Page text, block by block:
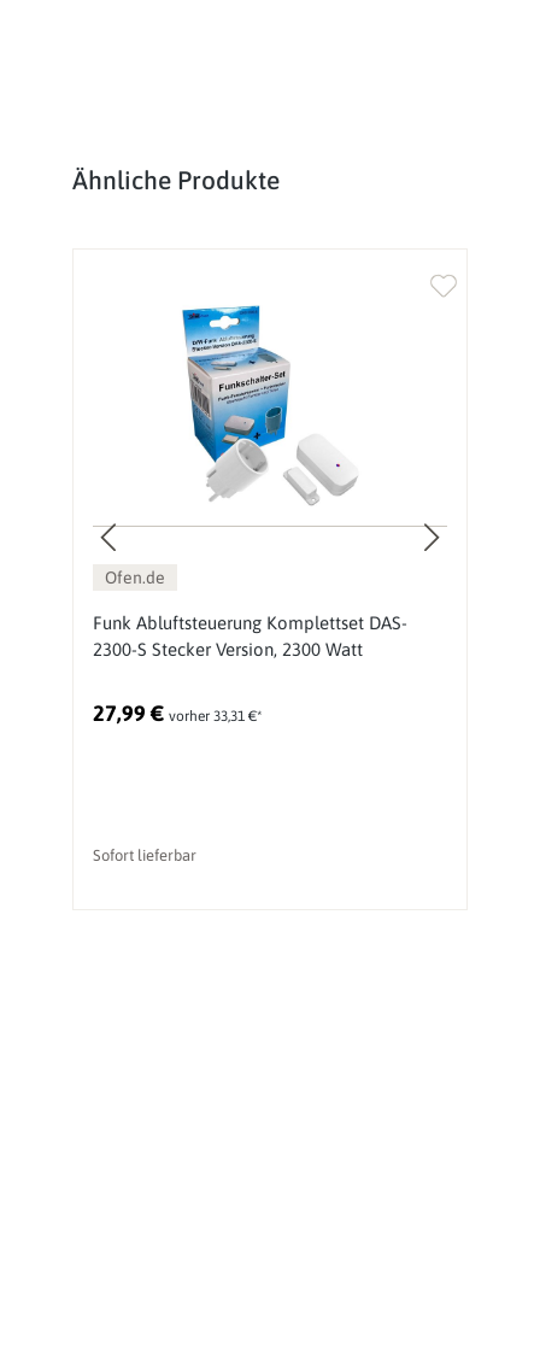
Produktgalerie überspringen
Ähnliche Produkte
Ofen.de
Funk Abluftsteuerung Komplettset DAS-
2300-S Stecker Version, 2300 Watt
27,99 € vorher 33,31 €*
Sofort lieferbar